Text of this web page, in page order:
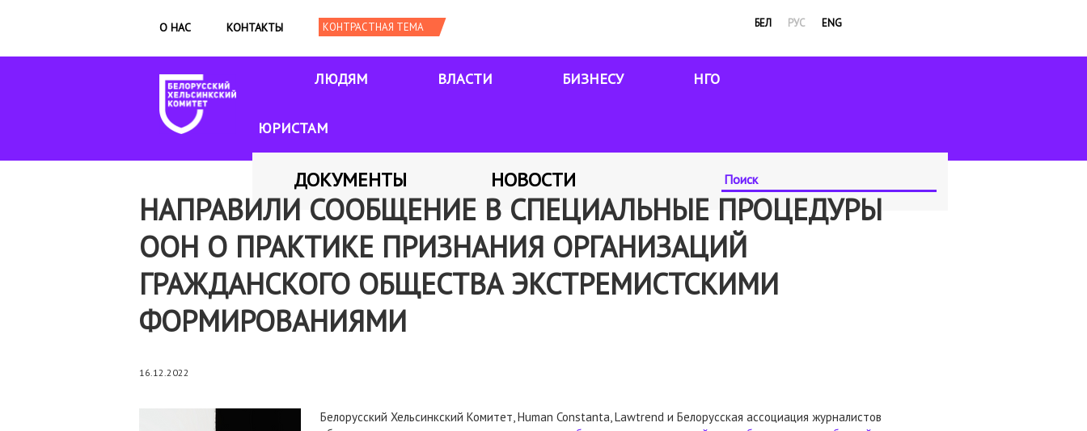
О НАС КОНТАКТЫ БЕЛ РУС ENG
ЛЮДЯМ ВЛАСТИ БИЗНЕСУ НГО
ЮРИСТАМ
ДОКУМЕНТЫ НОВОСТИ
НАПРАВИЛИ СООБЩЕНИЕ В СПЕЦИАЛЬНЫЕ ПРОЦЕДУРЫ
ООН О ПРАКТИКЕ ПРИЗНАНИЯ ОРГАНИЗАЦИЙ
ГРАЖДАНСКОГО ОБЩЕСТВА ЭКСТРЕМИСТСКИМИ
ФОРМИРОВАНИЯМИ
16.12.2022
Белорусский Хельсинкский Комитет, Human Constanta, Lawtrend и Белорусская ассоциация журналистов